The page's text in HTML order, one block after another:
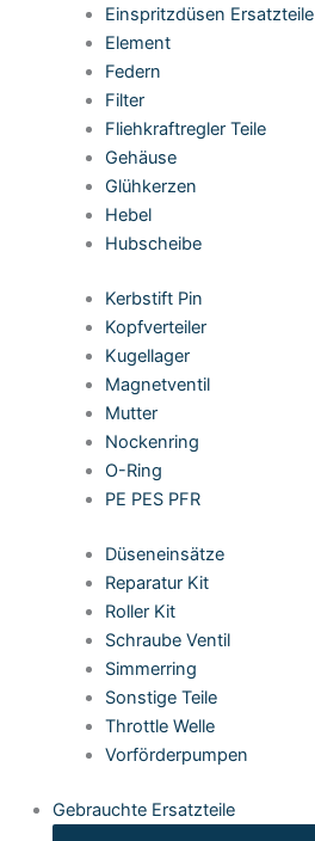
Einspritzdüsen Ersatzteile
Element
Federn
Filter
Fliehkraftregler Teile
Gehäuse
Glühkerzen
Hebel
Hubscheibe
Kerbstift Pin
Kopfverteiler
Kugellager
Magnetventil
Mutter
Nockenring
O-Ring
PE PES PFR
Düseneinsätze
Reparatur Kit
Roller Kit
Schraube Ventil
Simmerring
Sonstige Teile
Throttle Welle
Vorförderpumpen
Gebrauchte Ersatzteile